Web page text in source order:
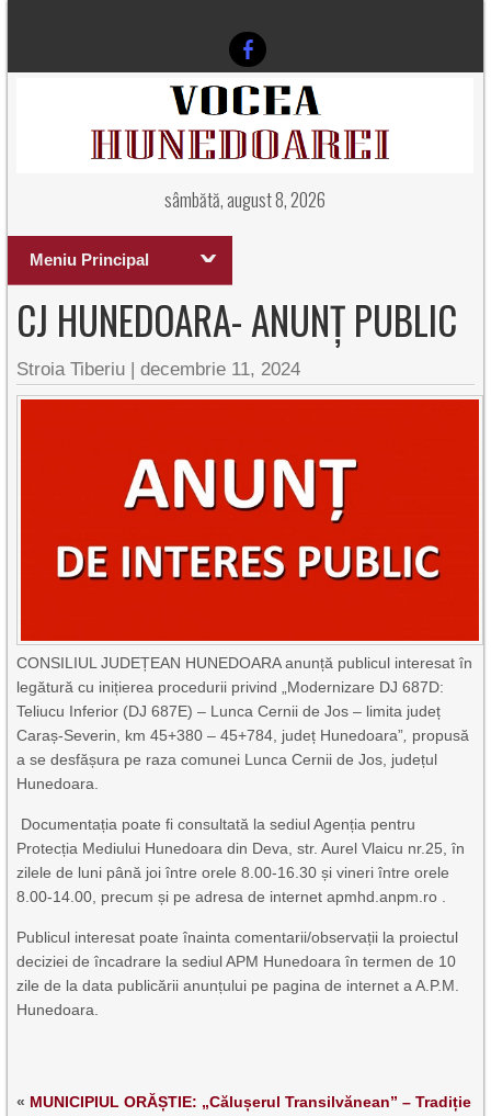
sâmbătă, august 8, 2026
Meniu Principal
CJ HUNEDOARA- ANUNȚ PUBLIC
Stroia Tiberiu |decembrie 11, 2024
CONSILIUL JUDEȚEAN HUNEDOARA anunță publicul interesat în
legătură cu inițierea procedurii privind „Modernizare DJ 687D:
Teliucu Inferior (DJ 687E) – Lunca Cernii de Jos – limita județ
Caraș-Severin, km 45+380 – 45+784, județ Hunedoara”, propusă
a se desfășura pe raza comunei Lunca Cernii de Jos, județul
Hunedoara.
Documentația poate fi consultată la sediul Agenția pentru
Protecția Mediului Hunedoara din Deva, str. Aurel Vlaicu nr.25, în
zilele de luni până joi între orele 8.00-16.30 și vineri între orele
8.00-14.00, precum și pe adresa de internet apmhd.anpm.ro .
Publicul interesat poate înainta comentarii/observații la proiectul
deciziei de încadrare la sediul APM Hunedoara în termen de 10
zile de la data publicării anunțului pe pagina de internet a A.P.M.
Hunedoara.
« MUNICIPIUL ORĂȘTIE: „Călușerul Transilvănean” – Tradiție